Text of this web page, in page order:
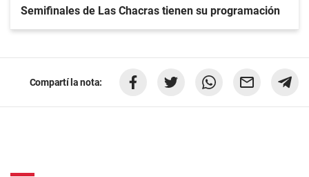
Semifinales de Las Chacras tienen su programación
Compartí la nota: